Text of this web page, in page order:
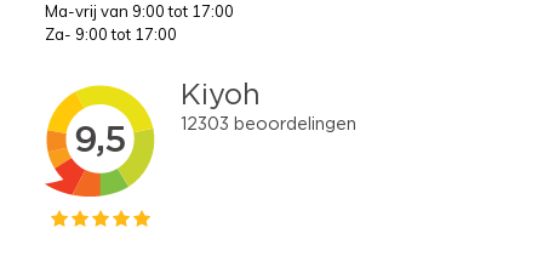
Ma-vrij van 9:00 tot 17:00
Za- 9:00 tot 17:00